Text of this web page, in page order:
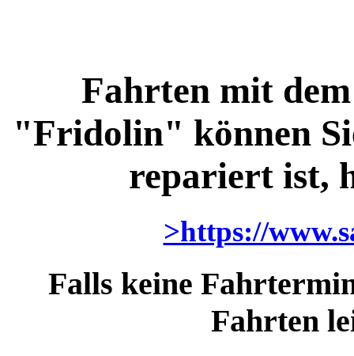
Fahrten mit
"Fridolin" können
repariert ist,
>https://
Falls keine
Fahrten